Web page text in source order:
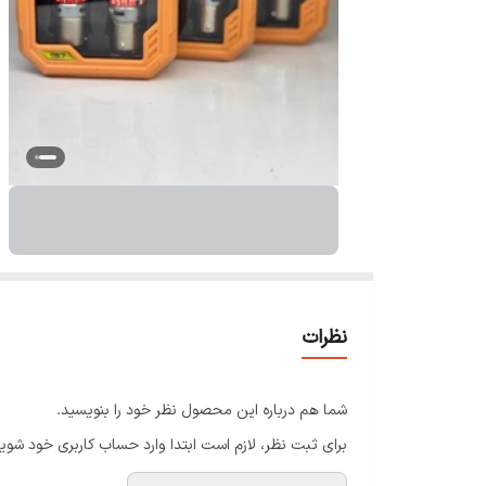
نظرات
شما هم درباره این محصول نظر خود را بنویسید.
برای ثبت نظر، لازم است ابتدا وارد حساب کاربری خود